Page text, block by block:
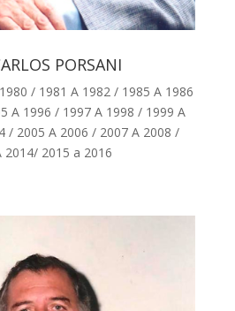
PORSANI
/ 1981 A 1982 / 1985 A 1986
A 1996 / 1997 A 1998 / 1999 A
/ 2005 A 2006 / 2007 A 2008 /
2014/ 2015 a 2016